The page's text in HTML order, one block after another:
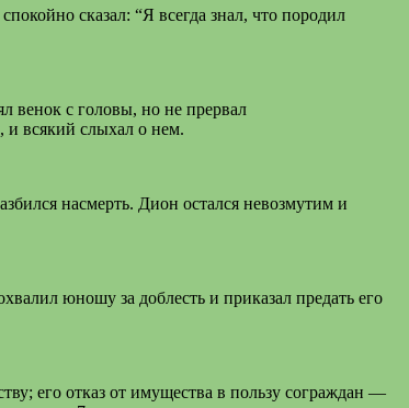
сказал: “Я всегда знал, что породил
венок с головы, но не прервал
и всякий слыхал о нем.
насмерть. Дион остался невозмутим и
юношу за доблесть и приказал предать его
его отказ от имущества в пользу сограждан —